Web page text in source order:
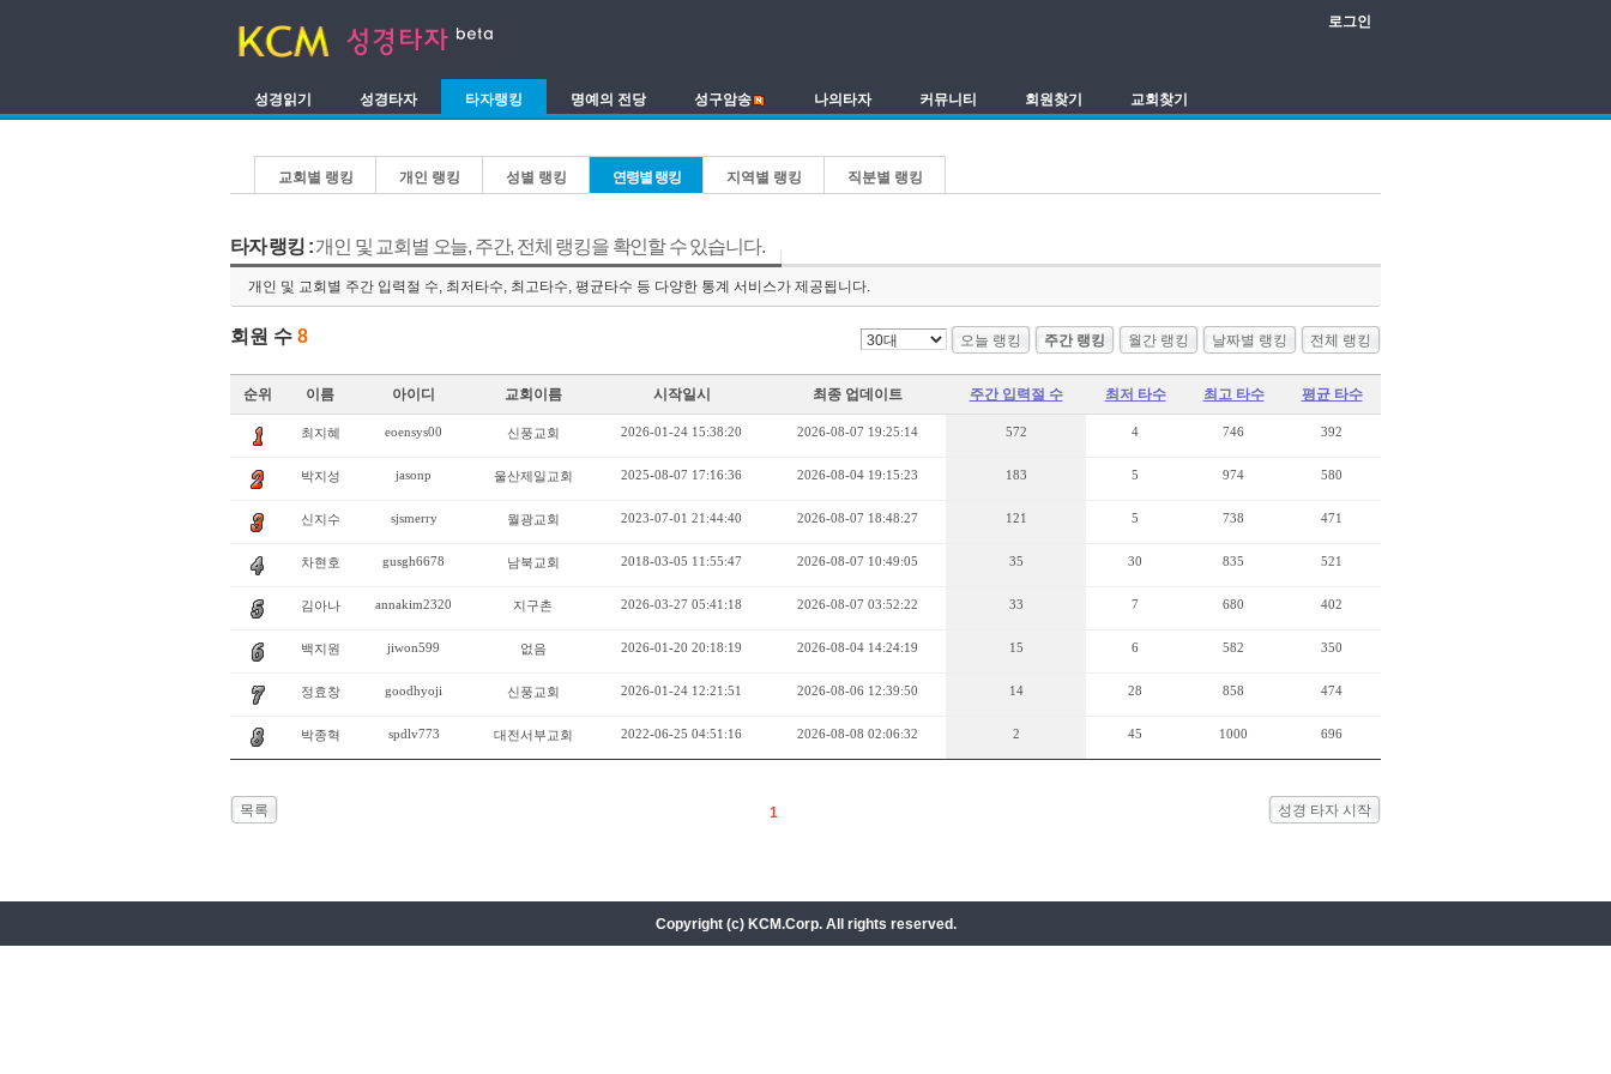
로그인
성경읽기 성경타자 타자랭킹 명예의 전당 성구암송 나의타자 커뮤니티 회원찾기 교회찾기
교회별 랭킹 개인 랭킹 성별 랭킹 연령별 랭킹 지역별 랭킹 직분별 랭킹
타자 랭킹 :개인 및 교회별 오늘, 주간, 전체 랭킹을 확인할 수 있습니다.
개인 및 교회별 주간 입력절 수, 최저타수, 최고타수, 평균타수 등 다양한 통계 서비스가 제공됩니다.
회원 수 8 오늘 랭킹 주간 랭킹 월간 랭킹 날짜별 랭킹 전체 랭킹
순위 이름 아이디 교회이름 시작일시 최종 업데이트 주간 입력절 수 최저 타수 최고 타수 평균 타수
최지혜 eoensys00 신풍교회 2026-01-24 15:38:20 2026-08-07 19:25:14 572 4 746 392
박지성 jasonp 울산제일교회 2025-08-07 17:16:36 2026-08-04 19:15:23 183 5 974 580
신지수 sjsmerry 월광교회 2023-07-01 21:44:40 2026-08-07 18:48:27 121 5 738 471
차현호 gusgh6678 남북교회 2018-03-05 11:55:47 2026-08-07 10:49:05 35 30 835 521
김아나 annakim2320 지구촌 2026-03-27 05:41:18 2026-08-07 03:52:22 33 7 680 402
백지원 jiwon599 없음 2026-01-20 20:18:19 2026-08-04 14:24:19 15 6 582 350
정효창 goodhyoji 신풍교회 2026-01-24 12:21:51 2026-08-06 12:39:50 14 28 858 474
박종혁 spdlv773 대전서부교회 2022-06-25 04:51:16 2026-08-08 02:06:32 2 45 1000 696
목록 성경 타자 시작
1
Copyright (c) KCM.Corp. All rights reserved.